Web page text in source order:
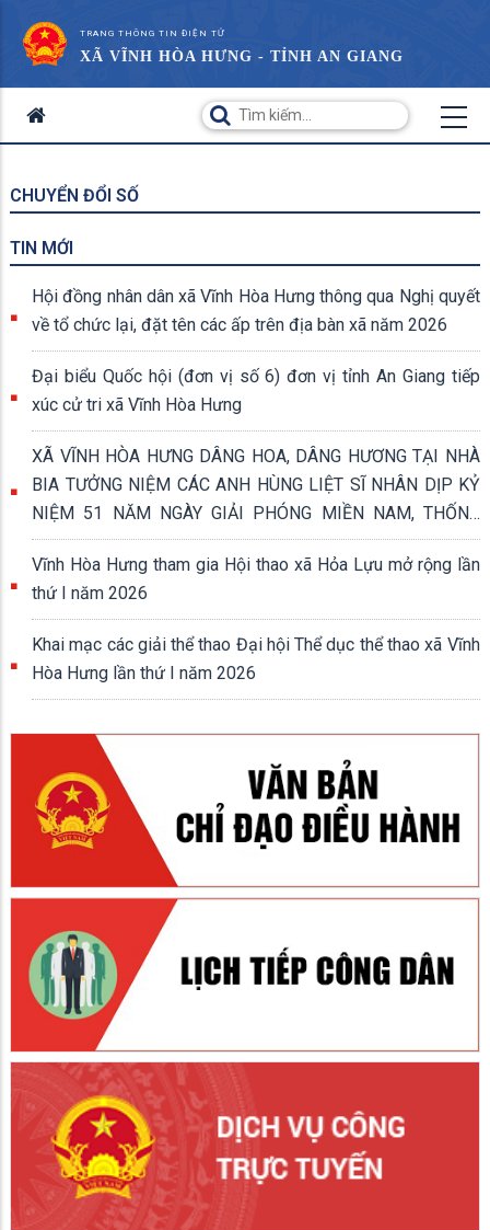
TRANG THÔNG TIN ĐIỆN TỬ
XÃ VĨNH HÒA HƯNG - TỈNH AN GIANG
CHUYỂN ĐỔI SỐ
TIN MỚI
Hội đồng nhân dân xã Vĩnh Hòa Hưng thông qua Nghị quyết
về tổ chức lại, đặt tên các ấp trên địa bàn xã năm 2026
Đại biểu Quốc hội (đơn vị số 6) đơn vị tỉnh An Giang tiếp
xúc cử tri xã Vĩnh Hòa Hưng
XÃ VĨNH HÒA HƯNG DÂNG HOA, DÂNG HƯƠNG TẠI NHÀ
BIA TƯỞNG NIỆM CÁC ANH HÙNG LIỆT SĨ NHÂN DỊP KỶ
NIỆM 51 NĂM NGÀY GIẢI PHÓNG MIỀN NAM, THỐNG
NHẤT ĐẤT NƯỚC (30/4/1975 - 30/4/2026)
Vĩnh Hòa Hưng tham gia Hội thao xã Hỏa Lựu mở rộng lần
thứ I năm 2026
Khai mạc các giải thể thao Đại hội Thể dục thể thao xã Vĩnh
Hòa Hưng lần thứ I năm 2026